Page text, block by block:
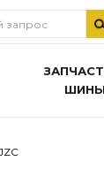
ШИНЫ